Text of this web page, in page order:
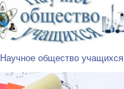
Научное общество учащихся